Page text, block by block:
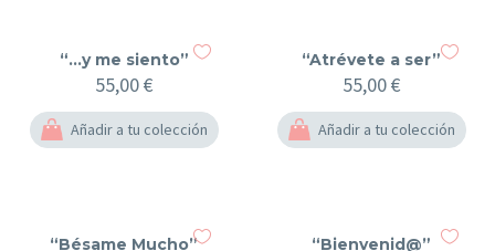
“…y me siento”
55,00€
Añadir a tu colección
“Atrévete a ser”
55,00€
Añadir a tu colección
“Bésame Mucho” “Bienvenid@”